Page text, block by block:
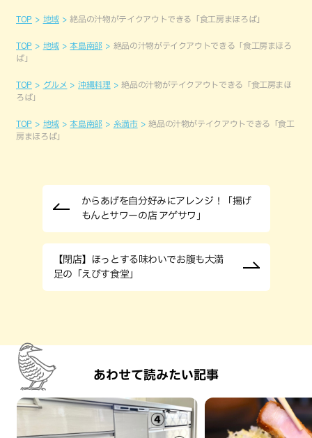
TOP 地域 絶品の汁物がテイクアウトできる「食工房まほろば」
TOP 地域 本島南部
絶品の汁物がテイクアウトできる「食工房まほろ
ば」
TOP グルメ 沖縄料理
絶品の汁物がテイクアウトできる「食工房まほ
ろば」
TOP 地域 本島南部 糸満市
絶品の汁物がテイクアウトできる「食工
房まほろば」
からあげを自分好みにアレンジ！「揚げ
もんとサワーの店 アゲサワ」
【閉店】ほっとする味わいでお腹も大満
足の「えびす食堂」
あわせて読みたい記事